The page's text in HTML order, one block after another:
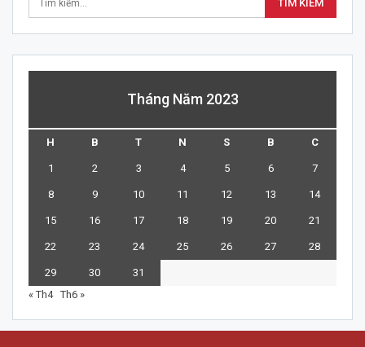
Tháng Năm 2023
H B T N S B C
1 2 3 4 5 6 7
8 9 10 11 12 13 14
15 16 17 18 19 20 21
22 23 24 25 26 27 28
29 30
31
« Th4 Th6 »